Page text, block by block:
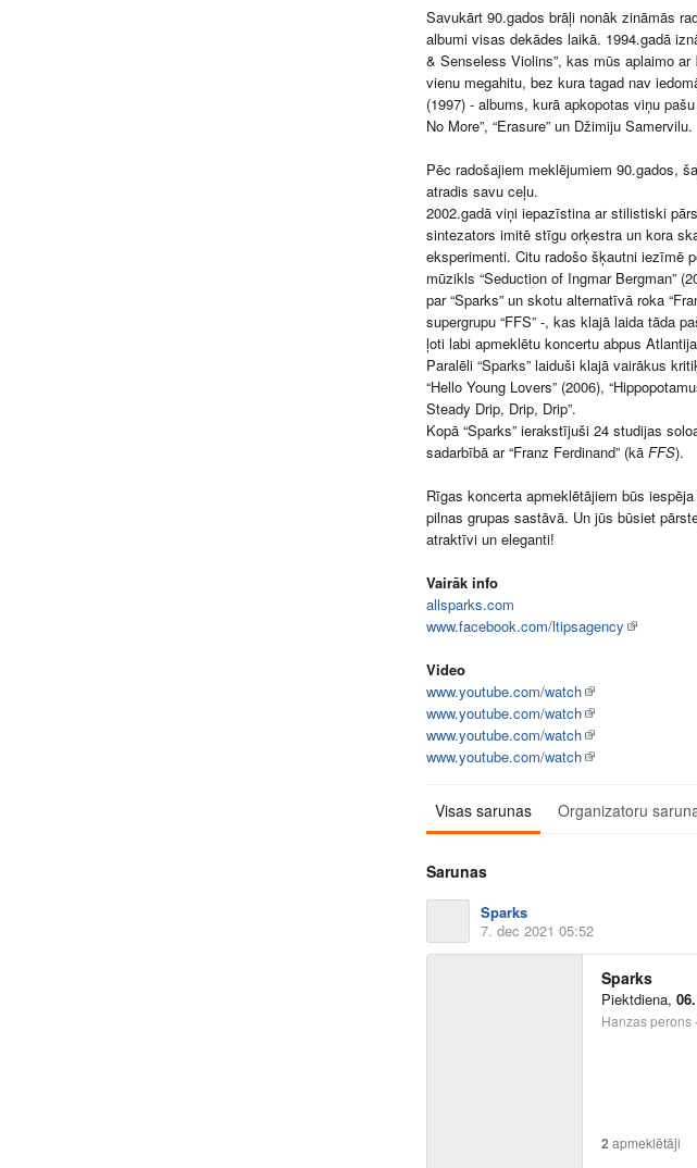
Savukārt 90.gados brāļi nonāk zināmās
albumi visas dekādes laikā. 1994.gadā
& Senseless Violins”, kas mūs aplaimo ar
vienu megahitu, bez kura tagad nav
(1997) - albums, kurā apkopotas viņu
No More”, “Erasure” un Džimiju Samervilu.
Pēc radošajiem meklējumiem 90.gados,
atradis savu ceļu.
2002.gadā viņi iepazīstina ar stilistiski
sintezators imitē stīgu orķestra un kora
eksperimenti. Citu radošo šķautni iezīmē
mūzikls “Seduction of Ingmar Bergman”
par “Sparks” un skotu alternatīvā roka
supergrupu “FFS” -, kas klajā laida tāda
ļoti labi apmeklētu koncertu abpus
Paralēli “Sparks” laiduši klajā vairākus
“Hello Young Lovers” (2006),
Steady Drip, Drip, Drip”.
Kopā “Sparks” ierakstījuši 24 studijas
sadarbībā ar “Franz Ferdinand” (kā FFS).
Rīgas koncerta apmeklētājiem būs
pilnas grupas sastāvā. Un jūs būsiet
atraktīvi un eleganti!
Vairāk info
allsparks.com
www.facebook.com/ltipsagency
Video
www.youtube.com/watch
www.youtube.com/watch
www.youtube.com/watch
www.youtube.com/watch
Visas sarunas Organizatoru
Sarunas
Sparks
7. dec 2021 05:52
Sparks
Piektdiena,
2 apmeklētāji